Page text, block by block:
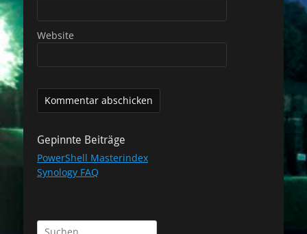
Website
Gepinnte Beiträge
PowerShell Masterindex
Synology FAQ
Suchen